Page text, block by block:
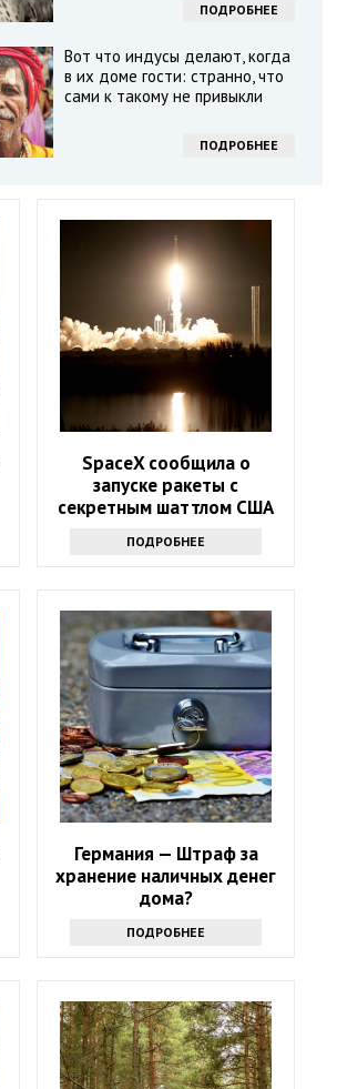
ПОДРОБНЕЕ
Вот что индусы делают, когда
в их доме гости: странно, что
сами к такому не привыкли
ПОДРОБНЕЕ
SpaceX сообщила о
запуске ракеты с
секретным шаттлом США
ПОДРОБНЕЕ
Германия — Штраф за
хранение наличных денег
дома?
ПОДРОБНЕЕ